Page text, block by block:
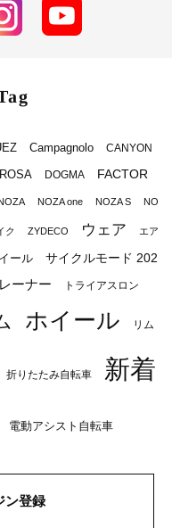
Campagnolo CANYON
DOGMA FACTOR
NOZA one NOZA S NO
ク ZYDECO ウェア エア
ール
サイクルモード 202
ーナー トライアスロン
ホイール リム
折りたたみ自転車
新着
電動アシスト自転車
ン登録